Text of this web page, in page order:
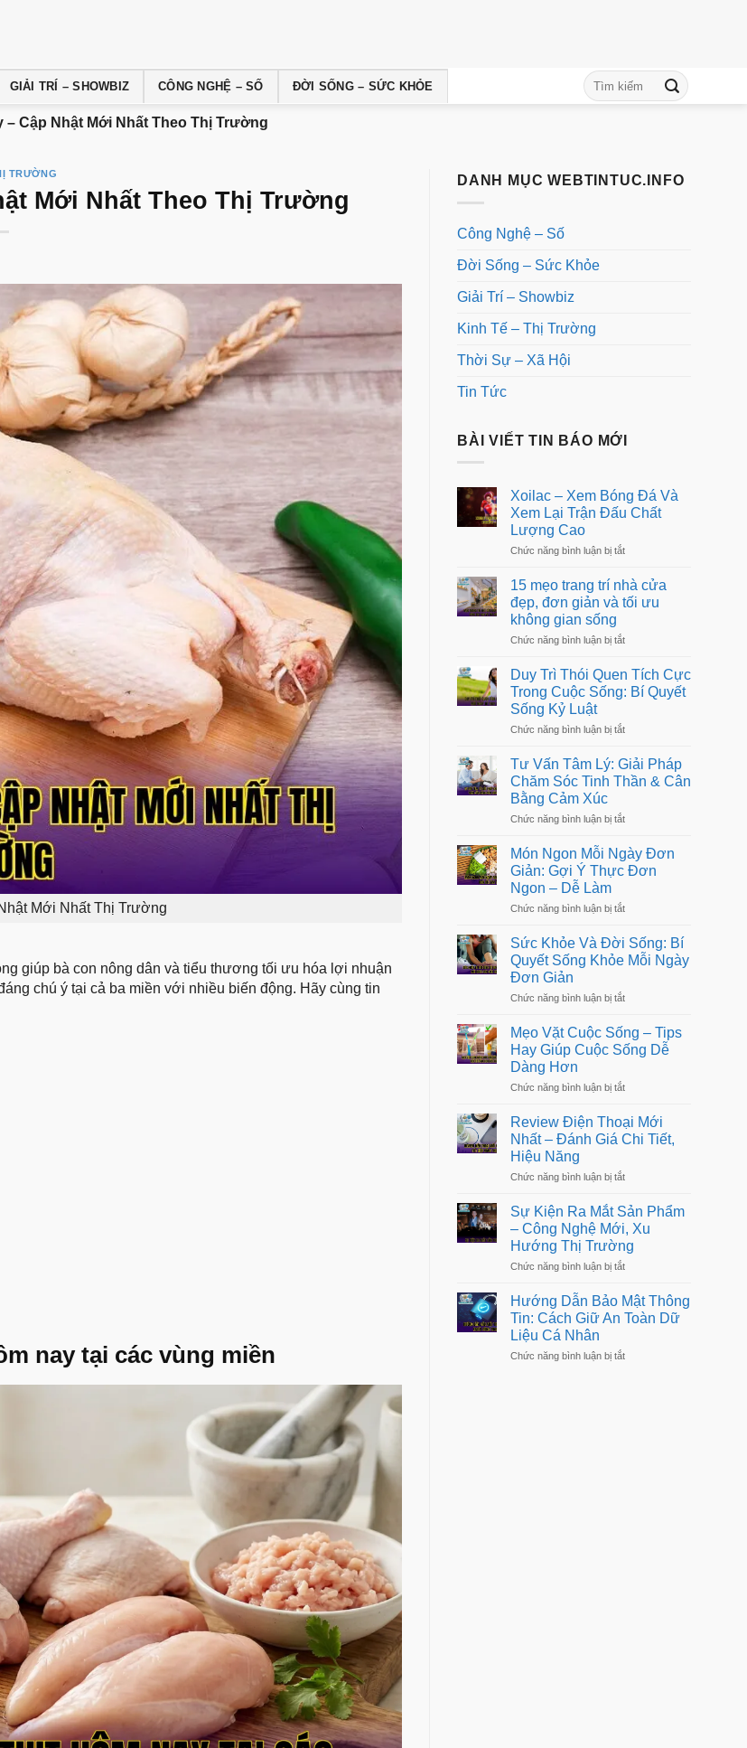
GIẢI TRÍ – SHOWBIZ CÔNG NGHỆ – SỐ ĐỜI SỐNG – SỨC KHỎE
– Cập Nhật Mới Nhất Theo Thị Trường
TRƯỜNG
Mới Nhất Theo Thị Trường
Mới Nhất Thị Trường
giúp bà con nông dân và tiểu thương tối ưu hóa lợi nhuận
chú ý tại cả ba miền với nhiều biến động. Hãy cùng tin
nay tại các vùng miền
DANH MỤC WEBTINTUC.INFO
Công Nghệ – Số
Đời Sống – Sức Khỏe
Giải Trí – Showbiz
Kinh Tế – Thị Trường
Thời Sự – Xã Hội
Tin Tức
BÀI VIẾT TIN BÁO MỚI
Xoilac – Xem Bóng Đá Và
Xem Lại Trận Đấu Chất
Lượng Cao
Chức năng bình luận bị tắtở
Xem
Bóng
Xem
Trận
Đấu
Chất
Cao
15 mẹo trang trí nhà cửa
đẹp, đơn giản và tối ưu
không gian sống
Chức năng bình luận bị tắtở
mẹo
trang
trí
đẹp,
giản
và
tối
không
Duy Trì Thói Quen Tích Cực
Trong Cuộc Sống: Bí Quyết
Sống Kỷ Luật
Chức năng bình luận bị tắtở
Trì
Thói
Quen
Trong
Sống:
Bí
Quyết
Kỷ
Tư Vấn Tâm Lý: Giải Pháp
Chăm Sóc Tinh Thần & Cân
Bằng Cảm Xúc
Chức năng bình luận bị tắtở
Vấn
Tâm
Lý:
Chăm
Tinh
Thần
&
Bằng
Món Ngon Mỗi Ngày Đơn
Giản: Gợi Ý Thực Đơn
Ngon – Dễ Làm
Chức năng bình luận bị tắtở
Ngon
Mỗi
Ngày
Gợi
Thực
Đơn
Ngon
Dễ
Sức Khỏe Và Đời Sống: Bí
Quyết Sống Khỏe Mỗi Ngày
Đơn Giản
Chức năng bình luận bị tắtở
Và
Đời
Quyết
Khỏe
Mỗi
Ngày
Giản
Mẹo Vặt Cuộc Sống – Tips
Hay Giúp Cuộc Sống Dễ
Dàng Hơn
Chức năng bình luận bị tắtở
Cuộc
Sống
Hay
Cuộc
Sống
Dễ
Dàng
Hơn
Review Điện Thoại Mới
Nhất – Đánh Giá Chi Tiết,
Hiệu Năng
Chức năng bình luận bị tắtở
Điện
Thoại
Mới
Nhất
–
Đánh
Chi
Tiết,
Hiệu
Sự Kiện Ra Mắt Sản Phẩm
– Công Nghệ Mới, Xu
Hướng Thị Trường
Chức năng bình luận bị tắtở
Kiện
Ra
Mắt
–
Hướng Dẫn Bảo Mật Thông
Tin: Cách Giữ An Toàn Dữ
Liệu Cá Nhân
Chức năng bình luận bị tắtở